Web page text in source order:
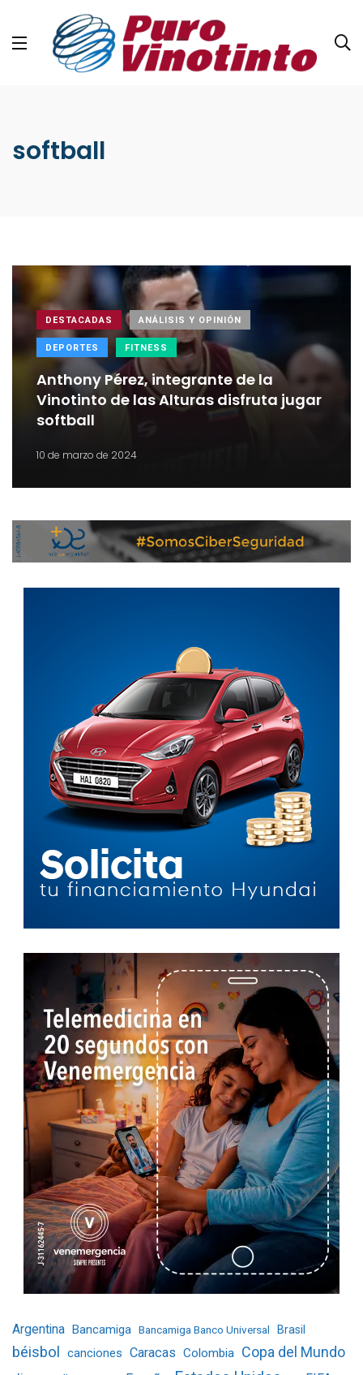
softball
DESTACADAS ANÁLISIS Y OPINIÓN
DEPORTES FITNESS
Anthony Pérez, integrante de la
Vinotinto de las Alturas disfruta jugar
softball
10 de marzo de 2024
Argentina Bancamiga Bancamiga Banco Universal Brasil
béisbol canciones Caracas Colombia Copa del Mundo